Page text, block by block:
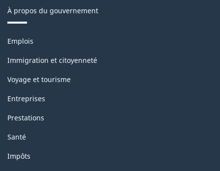
À propos du gouvernement
Thèmes
sujets
Emplois
Immigration et citoyenneté
Voyage et tourisme
Entreprises
Prestations
Santé
Impôts